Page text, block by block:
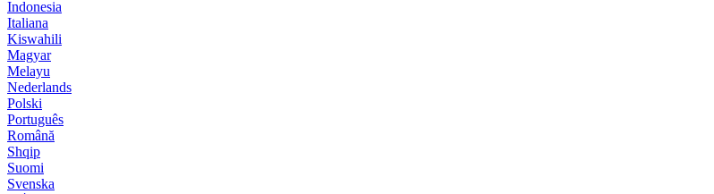
Indonesia
Italiana
Kiswahili
Magyar
Melayu
Nederlands
Polski
Português
Română
Shqip
Suomi
Svenska